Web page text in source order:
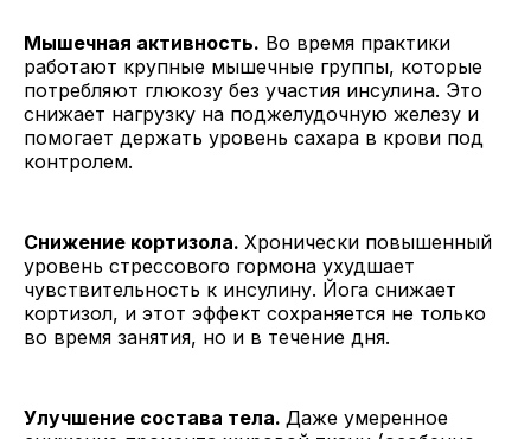
Мышечная активность. Во время практики
работают крупные мышечные группы, которые
потребляют глюкозу без участия инсулина. Это
снижает нагрузку на поджелудочную железу и
помогает держать уровень сахара в крови под
контролем.
Снижение кортизола. Хронически повышенный
уровень стрессового гормона ухудшает
чувствительность к инсулину. Йога снижает
кортизол, и этот эффект сохраняется не только
во время занятия, но и в течение дня.
Улучшение состава тела. Даже умеренное